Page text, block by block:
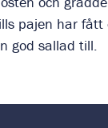
pajen har fått
god sallad till.